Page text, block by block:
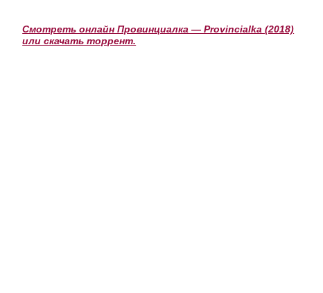
Смотреть онлайн Провинциалка — Provincialka (2018)
или скачать торрент.